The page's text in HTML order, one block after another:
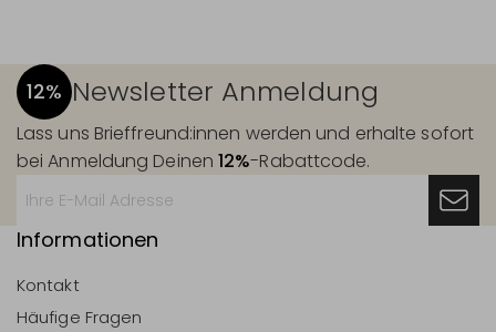
12% Newsletter Anmeldung
Lass uns Brieffreund:innen werden und erhalte sofort
bei Anmeldung Deinen12%-Rabattcode.
Informationen
Kontakt
Häufige Fragen